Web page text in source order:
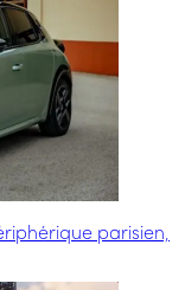
parisien,